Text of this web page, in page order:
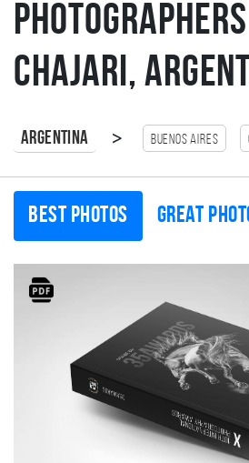
Chajari,
Argentina > Buenos Aires
Best photos Great